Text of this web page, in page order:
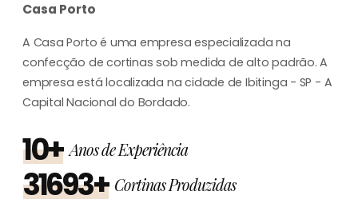
Casa Porto
A Casa Porto é uma empresa especializada na
confecção de cortinas sob medida de alto padrão. A
empresa está localizada na cidade de Ibitinga - SP - A
Capital Nacional do Bordado.
10+ Anos de Experiência
31693+ Cortinas Produzidas